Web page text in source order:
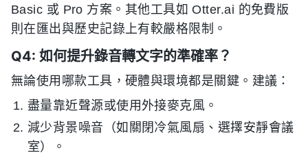
Basic 或 Pro 方案。其他工具如 Otter.ai 的免費版
則在匯出與歷史記錄上有較嚴格限制。
Q4: 如何提升錄音轉文字的準確率？
無論使用哪款工具，硬體與環境都是關鍵。建議：
盡量靠近聲源或使用外接麥克風。
減少背景噪音（如關閉冷氣風扇、選擇安靜會議
室）。